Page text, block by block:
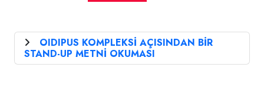
OIDIPUS KOMPLEKSİ AÇISINDAN BİR
STAND-UP METNİ OKUMASI